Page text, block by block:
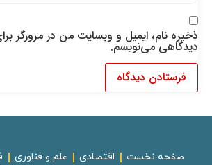
ذخیره نام، ایمیل و وبسایت من در مرورگر برای
دیدگاهی می‌نویسم.
صفحه نخست اقتصادی علم و فناوری